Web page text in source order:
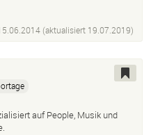
(aktualisiert 19.07.2019)
auf People, Musik und